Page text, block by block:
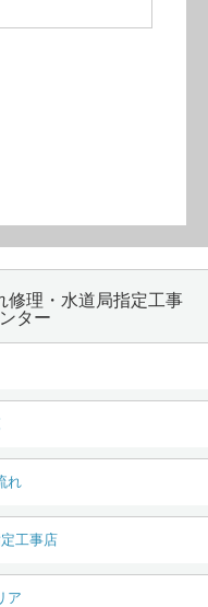
修理・水道局指定工事
ター
れ
工事店
ア